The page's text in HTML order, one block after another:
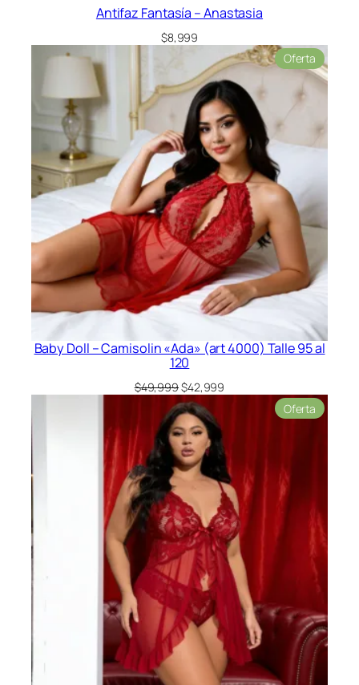
Antifaz Fantasía – Anastasia
$8,999
Oferta
en
oferta
Baby Doll – Camisolin «Ada» (art 4000) Talle 95 al
120
$49,999El
precio
original
era:
$49,999.
$42,999
$42,999.
Oferta
en